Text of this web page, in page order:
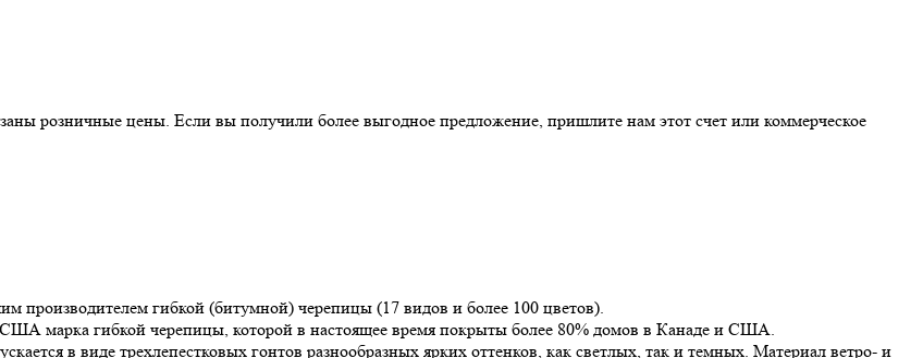
розничные цены. Если вы получили более выгодное предложение, пришлите нам этот счет или коммерческое
производителем гибкой (битумной) черепицы (17 видов и более 100 цветов).
США марка гибкой черепицы, которой в настоящее время покрыты более 80% домов в Канаде и США.
в виде трехлепестковых гонтов разнообразных ярких оттенков, как светлых, так и темных. Материал ветро- и